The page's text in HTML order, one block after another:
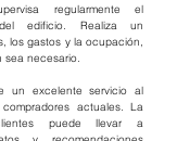
regularmente el
edificio. Realiza un
los gastos y la ocupación,
sea necesario.
un excelente servicio al
actuales. La
puede llevar a